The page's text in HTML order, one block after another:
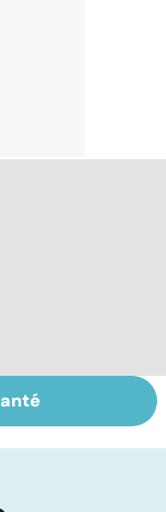
des
: que